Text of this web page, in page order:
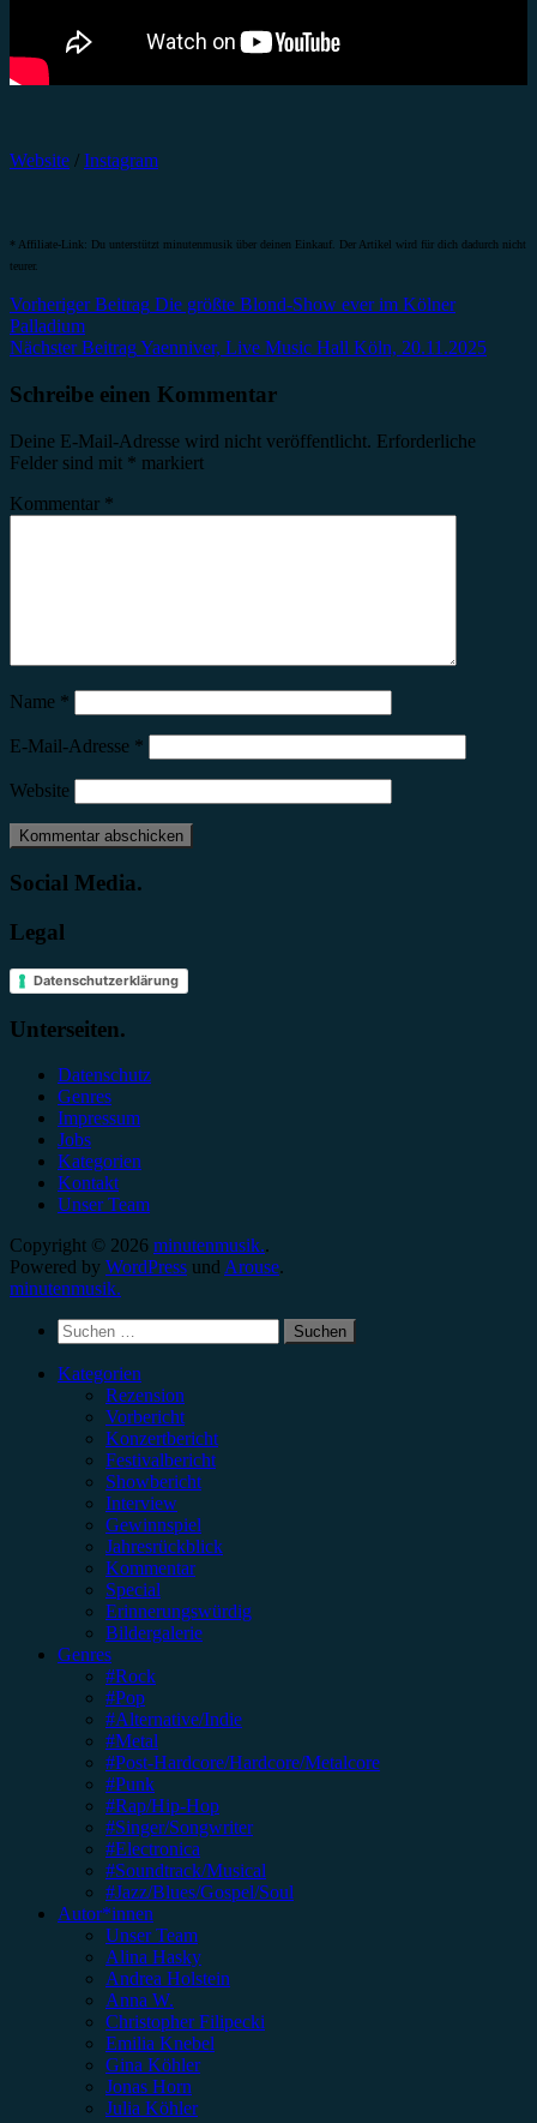
Website / Instagram
* Affiliate-Link: Du unterstützt minutenmusik über deinen Einkauf. Der Artikel wird für dich dadurch nicht
teurer.
Beitragsnavigation
Vorheriger Beitrag Die größte Blond-Show ever im Kölner
Palladium
Nächster BeitragYaenniver, Live Music Hall Köln, 20.11.2025
Schreibe einen Kommentar
Deine E-Mail-Adresse wird nicht veröffentlicht. Erforderliche
Felder sind mit * markiert
Kommentar *
Name *
E-Mail-Adresse *
Website
Social Media.
Legal
Datenschutzerklärung
Unterseiten.
Datenschutz
Genres
Impressum
Jobs
Kategorien
Kontakt
Unser Team
Copyright © 2026 minutenmusik..
Powered by WordPress und Arouse.
minutenmusik.
Suchen
nach:
Kategorien
Rezension
Vorbericht
Konzertbericht
Festivalbericht
Showbericht
Interview
Gewinnspiel
Jahresrückblick
Kommentar
Special
Erinnerungswürdig
Bildergalerie
Genres
#Rock
#Pop
#Alternative/Indie
#Metal
#Post-Hardcore/Hardcore/Metalcore
#Punk
#Rap/Hip-Hop
#Singer/Songwriter
#Electronica
#Soundtrack/Musical
#Jazz/Blues/Gospel/Soul
Autor*innen
Unser Team
Alina Hasky
Andrea Holstein
Anna W.
Christopher Filipecki
Emilia Knebel
Gina Köhler
Jonas Horn
Julia Köhler